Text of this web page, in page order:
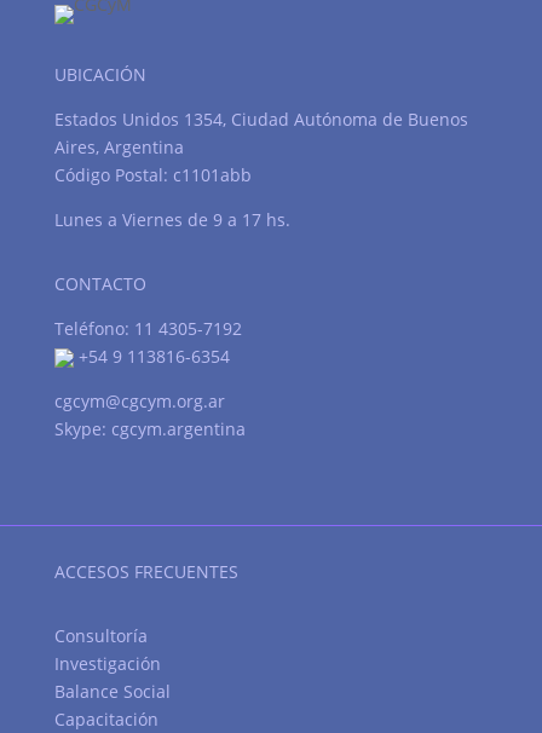
UBICACIÓN
Estados Unidos 1354, Ciudad Autónoma de Buenos
Aires, Argentina
Código Postal: c1101abb
Lunes a Viernes de 9 a 17 hs.
CONTACTO
Teléfono: 11 4305-7192
+54 9 113816-6354
cgcym@cgcym.org.ar
Skype: cgcym.argentina
ACCESOS FRECUENTES
Consultoría
Investigación
Balance Social
Capacitación